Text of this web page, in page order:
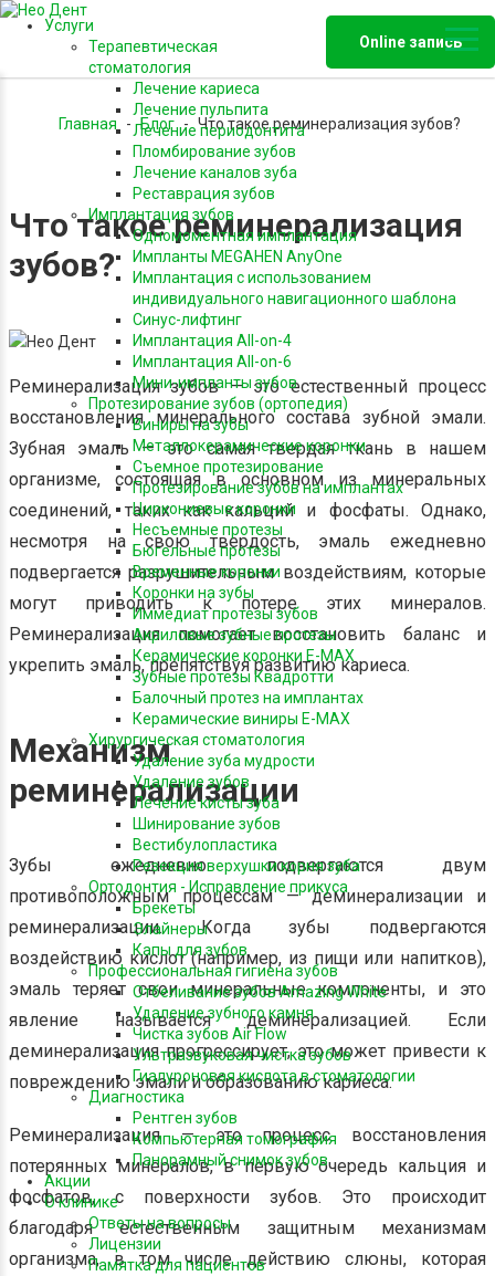
Online запись
Услуги
Терапевтическая
стоматология
Лечение кариеса
Лечение пульпита
Лечение периодонтита
Пломбирование зубов
Лечение каналов зуба
Реставрация зубов
Имплантация зубов
Одномоментная имплантация
Импланты MEGAHEN AnyOne
Имплантация с использованием
индивидуального навигационного шаблона
Синус-лифтинг
Имплантация All-on-4
Имплантация All-on-6
Мини-импланты зубов
Протезирование зубов (ортопедия)
Виниры на зубы
Металлокерамические коронки
Съемное протезирование
Протезирование зубов на имплантах
Циркониевые коронки
Несъемные протезы
Бюгельные протезы
Временные коронки
Коронки на зубы
Иммедиат протезы зубов
Акриловые зубные протезы
Керамические коронки E-MAX
Зубные протезы Квадротти
Балочный протез на имплантах
Керамические виниры E-MAX
Хирургическая стоматология
Удаление зуба мудрости
Удаление зубов
Лечение кисты зуба
Шинирование зубов
Вестибулопластика
Резекция верхушки корня зуба
Ортодонтия - Исправление прикуса
Брекеты
Элайнеры
Капы для зубов
Профессиональная гигиена зубов
Отбеливание зубов Amazing White
Удаление зубного камня
Чистка зубов Air Flow
Ультразвуковая чистка зубов
Гиалуроновая кислота в стоматологии
Диагностика
Рентген зубов
Компьютерная томография
Панорамный снимок зубов
Акции
О клинике
Ответы на вопросы
Лицензии
Памятка для пациентов
Главная - Блог - Что такое реминерализация зубов?
Что такое реминерализация
зубов?
Реминерализация зубов — это естественный процесс
восстановления минерального состава зубной эмали.
Зубная эмаль — это самая твердая ткань в нашем
организме, состоящая в основном из минеральных
соединений, таких как кальций и фосфаты. Однако,
несмотря на свою твердость, эмаль ежедневно
подвергается разрушительным воздействиям, которые
могут приводить к потере этих минералов.
Реминерализация помогает восстановить баланс и
укрепить эмаль, препятствуя развитию кариеса.
Механизм
реминерализации
Зубы ежедневно подвергаются двум
противоположным процессам — деминерализации и
реминерализации. Когда зубы подвергаются
воздействию кислот (например, из пищи или напитков),
эмаль теряет свои минеральные компоненты, и это
явление называется деминерализацией. Если
деминерализация прогрессирует, это может привести к
повреждению эмали и образованию кариеса.
Реминерализация — это процесс восстановления
потерянных минералов, в первую очередь кальция и
фосфатов, с поверхности зубов. Это происходит
благодаря естественным защитным механизмам
организма, в том числе действию слюны, которая